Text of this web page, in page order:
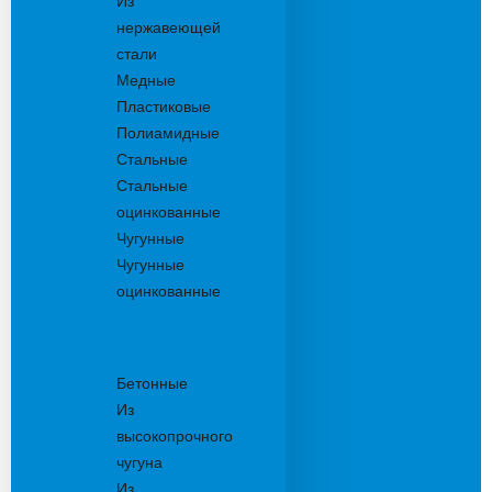
нержавеющей
стали
Медные
Пластиковые
Полиамидные
Стальные
Стальные
оцинкованные
Чугунные
Чугунные
оцинкованные
Бетонные
Из
высокопрочного
чугуна